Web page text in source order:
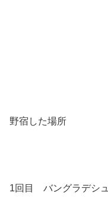
野宿した場所
1回目 バングラデシ